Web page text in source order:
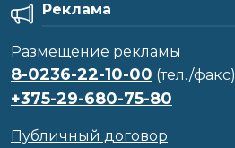
Реклама
Размещение рекламы
8-0236-22-10-00 (тел./факс)
+375-29-680-75-80
Публичный договор